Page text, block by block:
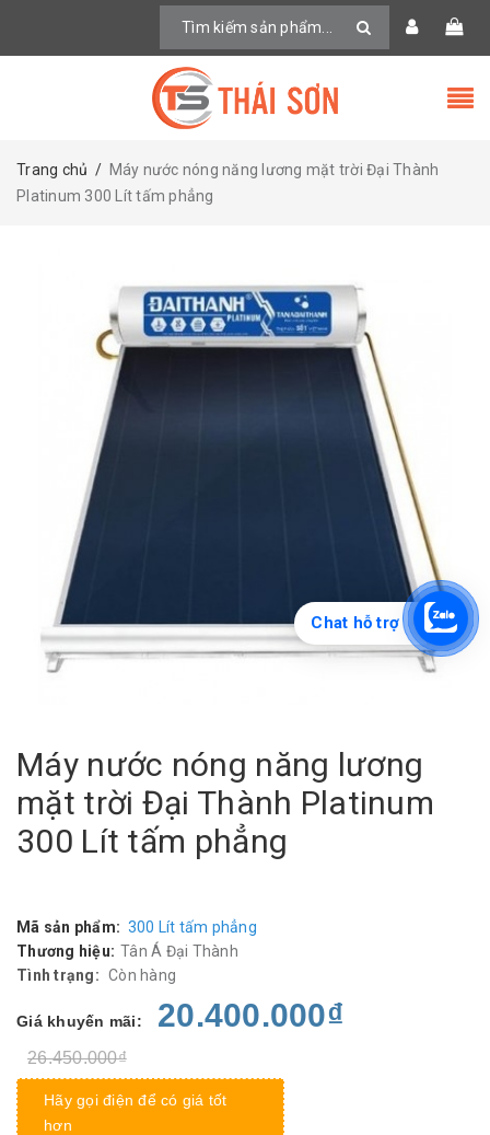
Trang chủ / Máy nước nóng năng lương mặt trời Đại Thành
Platinum 300 Lít tấm phẳng
Máy nước nóng năng lương
mặt trời Đại Thành Platinum
300 Lít tấm phẳng
Mã sản phẩm: 300 Lít tấm phẳng
Thương hiệu: Tân Á Đại Thành
Tình trạng: Còn hàng
Giá khuyến mãi: 20.400.000₫
26.450.000₫
Hãy gọi điện để có giá tốt
hơn
Chat hỗ trợ